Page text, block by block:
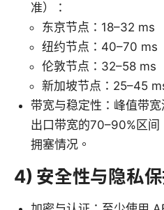
准）：
东京节点：18–32 ms
纽约节点：40–70 ms
伦敦节点：32–58 ms
新加坡节点：25–45
带宽与稳定性：峰值带
出口带宽的70–90%区
拥塞情况。
4) 安全性与隐私